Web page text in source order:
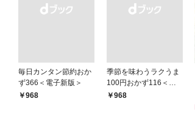
毎日カンタン節約おか
ず366＜電子新版＞
￥968
季節を味わうラクうま
100円おかず116＜電
子新版＞
￥968